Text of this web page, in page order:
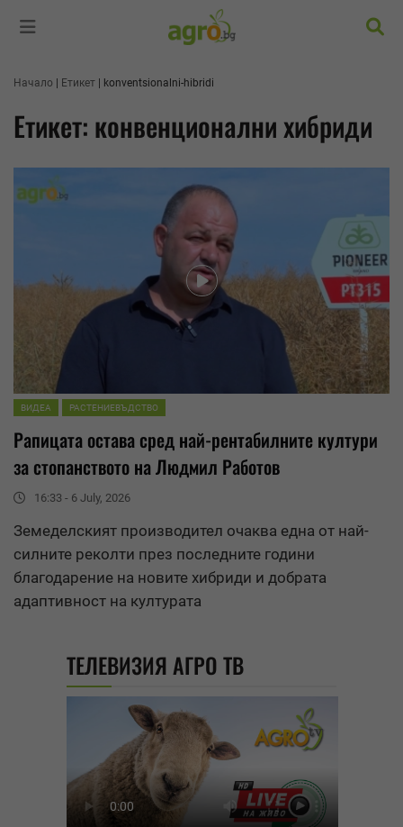
Начало Етикет konventsionalni-hibridi
Етикет: конвенционални хибриди
ВИДЕА РАСТЕНИЕВЪДСТВО
Рапицата остава сред най-рентабилните култури
за стопанството на Людмил Работов
16:33 - 6 July, 2026
Земеделският производител очаква една от най-
силните реколти през последните години
благодарение на новите хибриди и добрата
адаптивност на културата
ТЕЛЕВИЗИЯ АГРО ТВ